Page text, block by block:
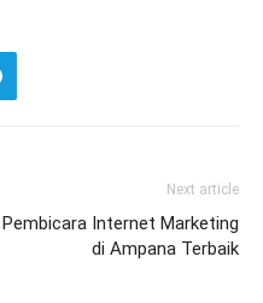
Next article
Pembicara Internet Marketing
di Ampana Terbaik